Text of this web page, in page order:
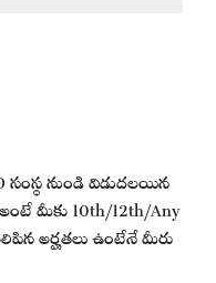
సంస్థ నుండి విడుదలయిన
మీకు 10th/12th/Any
అర్హతలు ఉంటేనే మీరు